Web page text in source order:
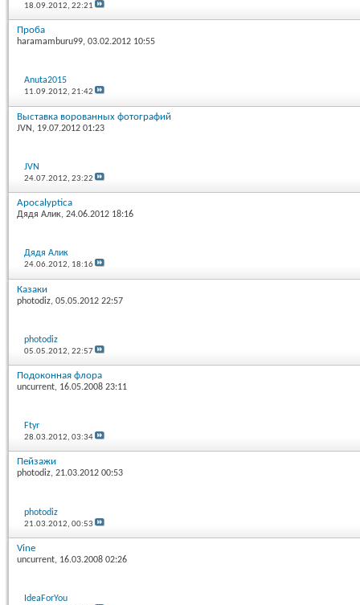
18.09.2012,22:21
Проба
haramamburu99, 03.02.2012 10:55
Anuta2015
11.09.2012,21:42
Выставка ворованных фотографий
JVN , 19.07.2012 01:23
JVN
24.07.2012,23:22
Apocalyptica
Дядя Алик, 24.06.2012 18:16
Дядя Алик
24.06.2012, 18:16
Казаки
photodiz, 05.05.2012 22:57
photodiz
05.05.2012,22:57
Подоконная флора
uncurrent, 16.05.2008 23:11
Ftyr
28.03.2012,03:34
Пейзажи
photodiz, 21.03.2012 00:53
photodiz
21.03.2012,00:53
Vine
uncurrent, 16.03.2008 02:26
IdeaForYou